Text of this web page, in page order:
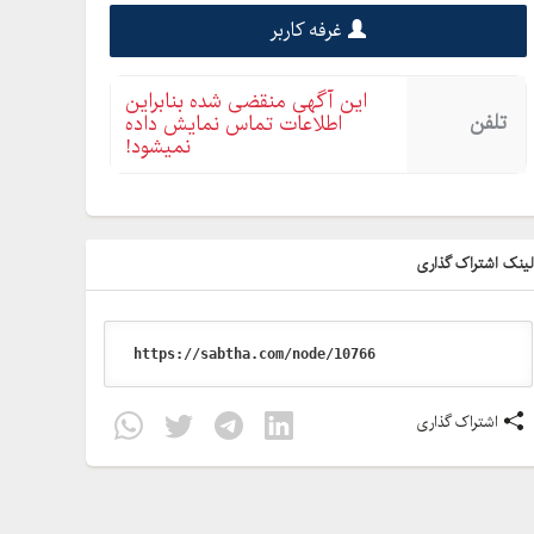
غرفه کاربر
تلفن
این آگهی منقضی شده بنابراین
اطلاعات تماس نمایش داده
نمیشود!
اشتراک گذاری
اشتراک گذاری